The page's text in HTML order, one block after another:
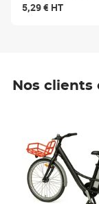
5,29 € HT
Nos